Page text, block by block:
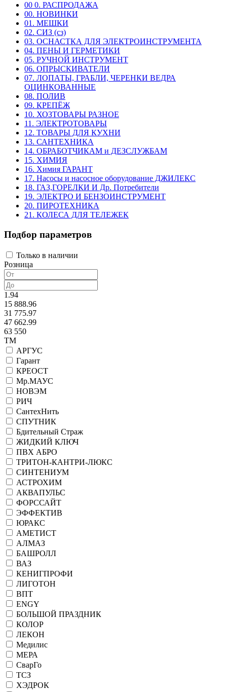
00 0. РАСПРОДАЖА
00. НОВИНКИ
01. МЕШКИ
02. СИЗ (сз)
03. ОСНАСТКА ДЛЯ ЭЛЕКТРОИНСТРУМЕНТА
04. ПЕНЫ И ГЕРМЕТИКИ
05. РУЧНОЙ ИНСТРУМЕНТ
06. ОПРЫСКИВАТЕЛИ
07. ЛОПАТЫ, ГРАБЛИ, ЧЕРЕНКИ ВЕДРА
ОЦИНКОВАННЫЕ
08. ПОЛИВ
09. КРЕПЁЖ
10. ХОЗТОВАРЫ РАЗНОЕ
11. ЭЛЕКТРОТОВАРЫ
12. ТОВАРЫ ДЛЯ КУХНИ
13. САНТЕХНИКА
14. ОБРАБОТЧИКАМ и ДЕЗСЛУЖБАМ
15. ХИМИЯ
16. Химия ГАРАНТ
17. Насосы и насосное оборудование ДЖИЛЕКС
18. ГАЗ,ГОРЕЛКИ И Др. Потребители
19. ЭЛЕКТРО И БЕНЗОИНСТРУМЕНТ
20. ПИРОТЕХНИКА
21. КОЛЕСА ДЛЯ ТЕЛЕЖЕК
Подбор параметров
Только в наличии
Розница
1.94
15 888.96
31 775.97
47 662.99
63 550
ТМ
АРГУС
Гарант
КРЕОСТ
Мр.МАУС
НОВЭМ
РИЧ
СантехНить
СПУТНИК
Бдительный Страж
ЖИДКИЙ КЛЮЧ
ПВХ АБРО
ТРИТОН-КАНТРИ-ЛЮКС
СИНТЕНИУМ
АСТРОХИМ
АКВАПУЛЬС
ФОРССАЙТ
ЭФФЕКТИВ
ЮРАКС
АМЕТИСТ
АЛМАЗ
БАШРОЛЛ
ВАЗ
КЕНИГПРОФИ
ЛИГОТОН
ВПТ
ENGY
БОЛЬШОЙ ПРАЗДНИК
КОЛОР
ЛЕКОН
Медилис
МЕРА
СварГо
ТСЗ
ХЭДРОК